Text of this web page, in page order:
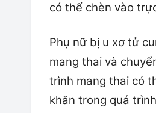
có thể chèn vào
Phụ nữ bị u xơ tử
mang thai và
trình mang thai có
khăn trong quá